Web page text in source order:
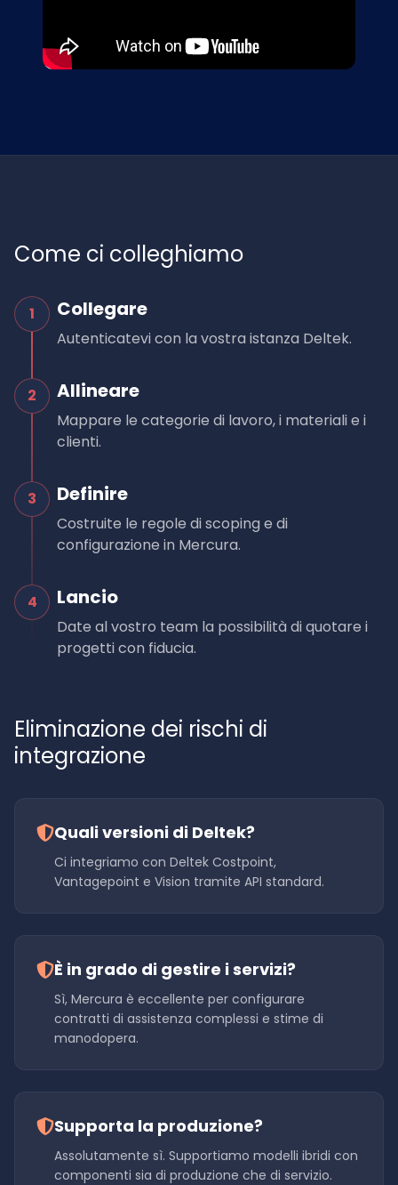
Come ci colleghiamo
1 Collegare
Autenticatevi con la vostra istanza Deltek.
2 Allineare
Mappare le categorie di lavoro, i materiali e i
clienti.
3 Definire
Costruite le regole di scoping e di
configurazione in Mercura.
4 Lancio
Date al vostro team la possibilità di quotare i
progetti con fiducia.
Eliminazione dei rischi di
integrazione
Quali versioni di Deltek?
Ci integriamo con Deltek Costpoint,
Vantagepoint e Vision tramite API standard.
È in grado di gestire i servizi?
Sì, Mercura è eccellente per configurare
contratti di assistenza complessi e stime di
manodopera.
Supporta la produzione?
Assolutamente sì. Supportiamo modelli ibridi con
componenti sia di produzione che di servizio.